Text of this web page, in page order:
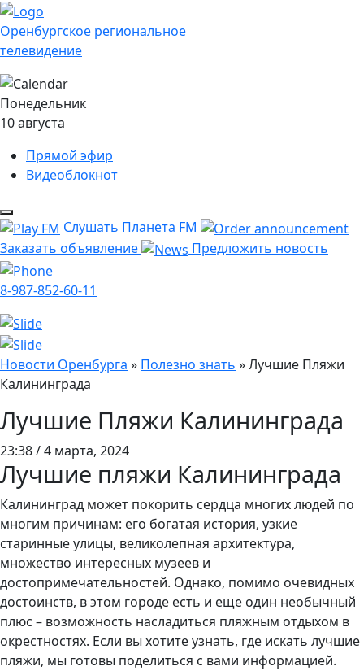
Оренбургское региональное
телевидение
Понедельник
10 августа
Прямой эфир
Видеоблокнот
Слушать Планета FM
Заказать объявление
Предложить новость
8-987-852-60-11
Новости Оренбурга » Полезно знать »Лучшие Пляжи
Калининграда
Лучшие Пляжи Калининграда
23:38 / 4 марта, 2024
Лучшие пляжи Калининграда
Калининград может покорить сердца многих людей по
многим причинам: его богатая история, узкие
старинные улицы, великолепная архитектура,
множество интересных музеев и
достопримечательностей. Однако, помимо очевидных
достоинств, в этом городе есть и еще один необычный
плюс – возможность насладиться пляжным отдыхом в
окрестностях. Если вы хотите узнать, где искать лучшие
пляжи, мы готовы поделиться с вами информацией.